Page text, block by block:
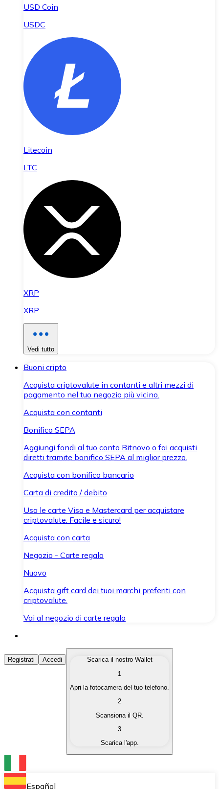
USD Coin
USDC
Litecoin
LTC
XRP
XRP
Vedi tutto
Buoni cripto
Acquista criptovalute in contanti e altri mezzi di
pagamento nel tuo negozio più vicino.
Acquista con contanti
Bonifico SEPA
Aggiungi fondi al tuo conto Bitnovo o fai acquisti
diretti tramite bonifico SEPA al miglior prezzo.
Acquista con bonifico bancario
Carta di credito / debito
Usa le carte Visa e Mastercard per acquistare
criptovalute. Facile e sicuro!
Acquista con carta
Negozio - Carte regalo
Nuovo
Acquista gift card dei tuoi marchi preferiti con
criptovalute.
Vai al negozio di carte regalo
Acquista Criptovalute
Acquista le criptovalute che ti interessano in modo
Converti le tue criptovalute in valuta fiat quando ne
Scambia una criptovaluta con un'altra
Conserva le tue cripto in un Wallet self-custodial.
Registrati Accedi
Scarica il nostro Wallet
1
Apri la fotocamera del tuo telefono.
2
Scansiona il QR.
3
Scarica l'app.
Español